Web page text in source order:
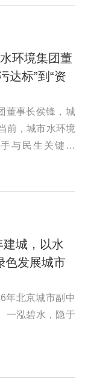
环境集团董
达标”到“资
董事长侯锋，城
前，城市水环境
与民生关键工
城，以水
色发展城市
年北京城市副中
一泓碧水，隐于